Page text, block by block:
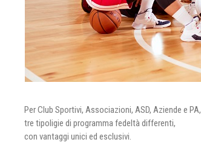
Per Club Sportivi, Associazioni, ASD, Aziende e PA,
tre tipoligie di programma fedeltà differenti,
con vantaggi unici ed esclusivi.